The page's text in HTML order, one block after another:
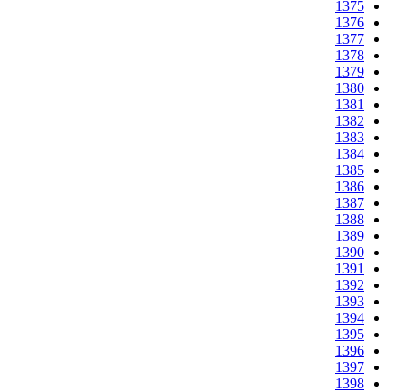
1375
1376
1377
1378
1379
1380
1381
1382
1383
1384
1385
1386
1387
1388
1389
1390
1391
1392
1393
1394
1395
1396
1397
1398